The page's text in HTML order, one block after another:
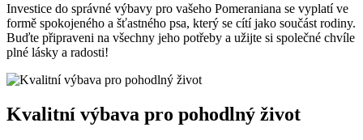
Investice ⁤do ‍správné výbavy pro vašeho Pomeraniana se⁢ vyplatí ve
formě spokojeného a šťastného psa, který se⁣ cítí jako⁢ součást rodiny.
Buďte připraveni na všechny jeho potřeby a užijte si společné​ chvíle
plné lásky a radosti!
Kvalitní ⁤výbava pro⁤ pohodlný život